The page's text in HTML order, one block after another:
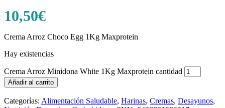
10,50€
Crema Arroz Choco Egg 1Kg Maxprotein
Hay existencias
Crema Arroz Minidona White 1Kg Maxprotein cantidad
Añadir al carrito
Categorías: Alimentación Saludable, Harinas, Cremas, Desayunos,